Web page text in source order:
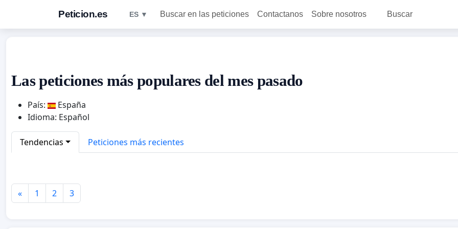
Peticion.es ES ▼ Buscar en las peticiones Contactanos Sobre nosotros Buscar
Las peticiones más populares del mes pasado
País:
España
Idioma: Español
Tendencias Peticiones más recientes
« 1 2 3